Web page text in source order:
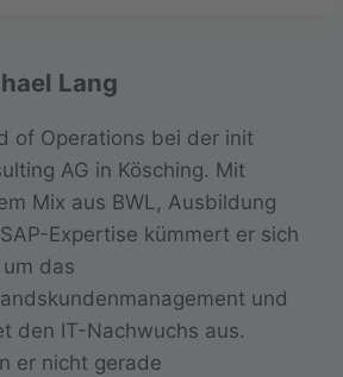
Lang
of Operations bei der init
AG in Kösching. Mit
Mix aus BWL, Ausbildung
Expertise kümmert er sich
das
und
den IT-Nachwuchs aus.
er nicht gerade